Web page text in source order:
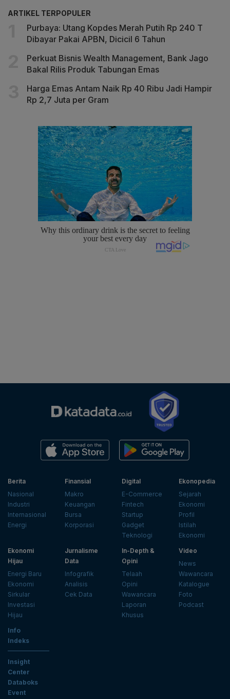
ARTIKEL TERPOPULER
Purbaya: Utang Kopdes Merah Putih Rp 240 T
Dibayar Pakai APBN, Dicicil 6 Tahun
Perkuat Bisnis Wealth Management, Bank Jago
Bakal Rilis Produk Tabungan Emas
Harga Emas Antam Naik Rp 40 Ribu Jadi Hampir
Rp 2,7 Juta per Gram
Berita
Nasional
Industri
Internasional
Energi
Finansial
Makro
Keuangan
Bursa
Korporasi
Digital
E-Commerce
Fintech
Startup
Gadget
Teknologi
Ekonopedia
Sejarah
Ekonomi
Profil
Istilah
Ekonomi
Ekonomi
Hijau
Energi Baru
Ekonomi
Sirkular
Investasi
Hijau
Jurnalisme
Data
Infografik
Analisis
Cek Data
In-Depth &
Opini
Telaah
Opini
Wawancara
Laporan
Khusus
Video
News
Wawancara
Katalogue
Foto
Podcast
Info
Indeks
Insight
Center
Databoks
Event